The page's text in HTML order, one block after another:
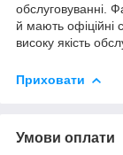
обслуговуванні.
й мають офіційні
високу якість
Приховати
Умови оплати